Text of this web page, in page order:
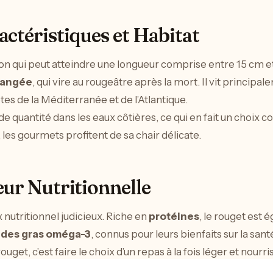
et Habitat
qui peut atteindre une longueur comprise entre 15 cm
, qui vire au rougeâtre après la mort. Il vit
de la Méditerranée et de l’Atlantique.
quantité dans les eaux côtières, ce qui en fait un choix
les gourmets profitent de sa chair délicate.
Nutritionnelle
nutritionnel judicieux. Riche en protéines, le rouget est
gras oméga-3, connus pour leurs bienfaits sur la
c’est faire le choix d’un repas à la fois léger et